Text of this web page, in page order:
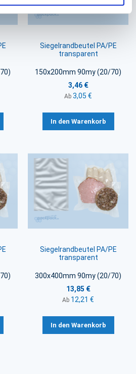
Siegelrandbeutel PA/PE
transparent
150x200mm 90my (20/70)
3,46 €
Ab 3,05 €
In den Warenkorb
Siegelrandbeutel PA/PE
transparent
300x400mm 90my (20/70)
13,85 €
Ab 12,21 €
In den Warenkorb